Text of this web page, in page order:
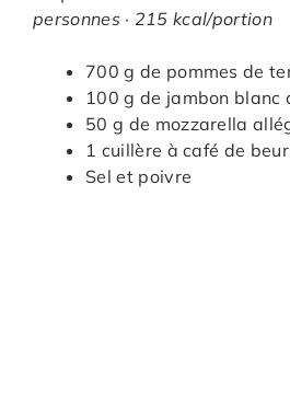
personnes · 215 kcal/portion
700 g de pommes de
100 g de jambon blanc
50 g de mozzarella
1 cuillère à café de
Sel et poivre